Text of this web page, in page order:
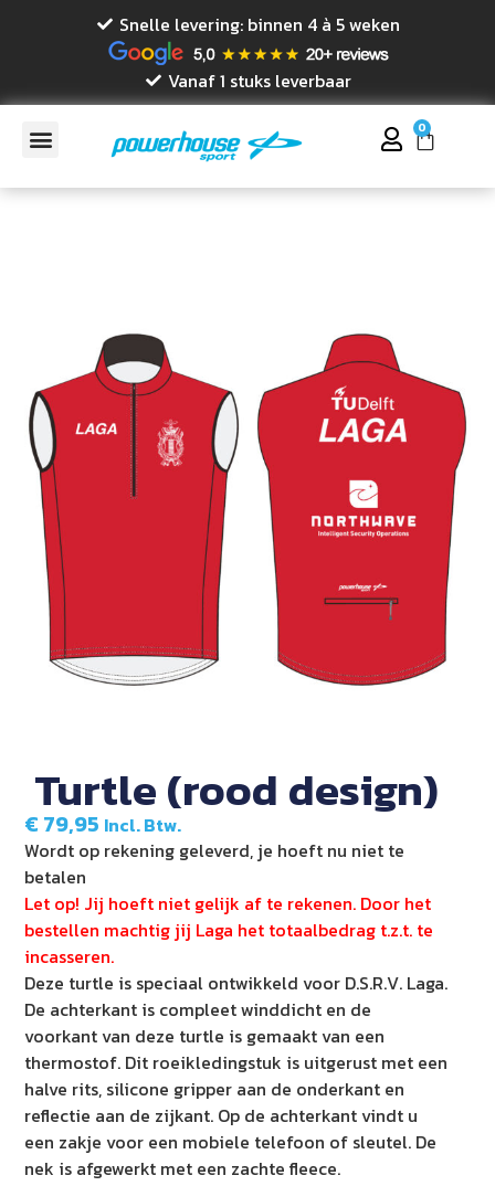
Snelle levering: binnen 4 à 5 weken
Vanaf 1 stuks leverbaar
0
Turtle (rood design)
€ 79,95 Incl. Btw.
Wordt op rekening geleverd, je hoeft nu niet te
betalen
Let op! Jij hoeft niet gelijk af te rekenen. Door het
bestellen machtig jij Laga het totaalbedrag t.z.t. te
incasseren.
Deze turtle is speciaal ontwikkeld voor D.S.R.V. Laga.
De achterkant is compleet winddicht en de
voorkant van deze turtle is gemaakt van een
thermostof. Dit roeikledingstuk is uitgerust met een
halve rits, silicone gripper aan de onderkant en
reflectie aan de zijkant. Op de achterkant vindt u
een zakje voor een mobiele telefoon of sleutel. De
nek is afgewerkt met een zachte fleece.